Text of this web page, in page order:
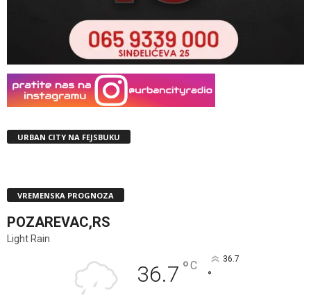
URBAN CITY NA FEJSBUKU
VREMENSKA PROGNOZA
POZAREVAC,RS
Light Rain
36.7 °C 36.7
°